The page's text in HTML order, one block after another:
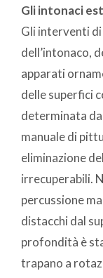
Gli intonaci
Gli interventi
dell’intonaco,
apparati
delle superfici
determinata
manuale di
eliminazione
irrecuperabili.
percussione
distacchi dal
profondità è
trapano a